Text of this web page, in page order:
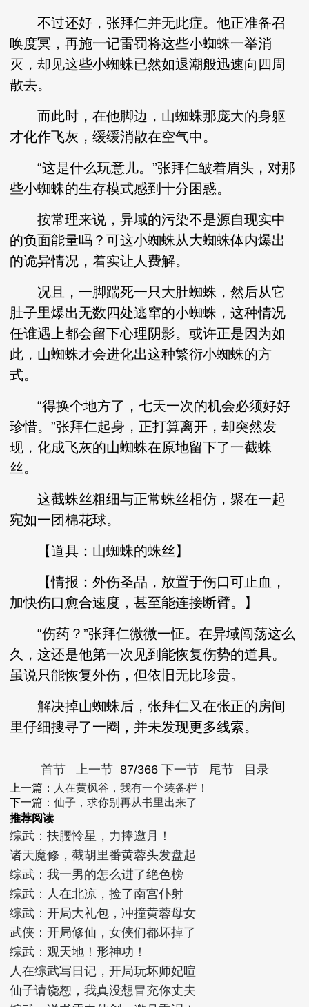
不过还好，张拜仁并无此症。他正准备召
唤度冥，再施一记雷罚将这些小蜘蛛一举消
灭，却见这些小蜘蛛已然如退潮般迅速向四周
散去。
而此时，在他脚边，山蜘蛛那庞大的身躯
才化作飞灰，缓缓消散在空气中。
“这是什么玩意儿。”张拜仁皱着眉头，对那
些小蜘蛛的生存模式感到十分困惑。
按常理来说，异域的污染不是源自现实中
的负面能量吗？可这小蜘蛛从大蜘蛛体内爆出
的诡异情况，着实让人费解。
况且，一脚踹死一只大肚蜘蛛，然后从它
肚子里爆出无数四处逃窜的小蜘蛛，这种情况
任谁遇上都会留下心理阴影。或许正是因为如
此，山蜘蛛才会进化出这种繁衍小蜘蛛的方
式。
“得换个地方了，七天一次的机会必须好好
珍惜。”张拜仁起身，正打算离开，却突然发
现，化成飞灰的山蜘蛛在原地留下了一截蛛
丝。
这截蛛丝粗细与正常蛛丝相仿，聚在一起
宛如一团棉花球。
【道具：山蜘蛛的蛛丝】
【情报：外伤圣品，放置于伤口可止血，
加快伤口愈合速度，甚至能连接断臂。】
“伤药？”张拜仁微微一怔。在异域闯荡这么
久，这还是他第一次见到能恢复伤势的道具。
虽说只能恢复外伤，但依旧无比珍贵。
解决掉山蜘蛛后，张拜仁又在张正的房间
里仔细搜寻了一圈，并未发现更多线索。
首节 上一节 87/366 下一节 尾节 目录
上一篇：
人在黄枫谷，我有一个装备栏！
下一篇：仙子，求你别再从书里出来了
推荐阅读
综武：扶腰怜星，力捧邀月！
诸天魔修，截胡里番黄蓉头发盘起
综武：我一男的怎么进了绝色榜
综武：人在北凉，捡了南宫仆射
综武：开局大礼包，冲撞黄蓉母女
武侠：开局修仙，女侠们都坏掉了
综武：观天地！形神功！
人在综武写日记，开局玩坏师妃暄
仙子请饶恕，我真没想冒充你丈夫